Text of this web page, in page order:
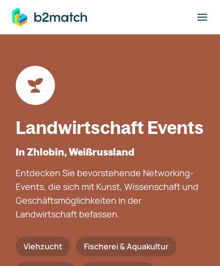
springen
Landwirtschaft Events
In Zhlobin, Weißrussland
Entdecken Sie bevorstehende Networking-
Events, die sich mit Kunst, Wissenschaft und
Geschäftsmöglichkeiten in der
Landwirtschaft befassen.
Viehzucht Fischerei & Aquakultur